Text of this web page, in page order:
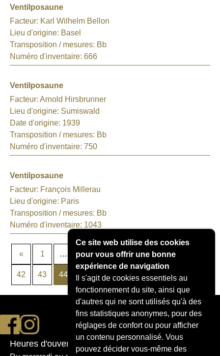
Ventilposaune
Facteur: Karl Wilhelm Bellon
Lieu d'origine: Basel
Transposition / mesures: Bb
Numéro d'inventaire: 666
Ventilposaune
Facteur: Arnold Hirsbrunner
Lieu d'origine: Sumiswald
Date d'origine: 1939
Transposition / mesures: Bb
Numéro d'inventaire: 750
Ventilposaune
Facteur: François Millerau
Lieu d'origine: Paris
Transposition / mesures: Bb
Numéro d'inventaire: 1043
« 1 … 36 37 38 39 40
42 43 44 45 »
Heures d'ouverture
Ce site web utilise des cookies
pour vous offrir une bonne
expérience de navigation
Il s'agit de cookies essentiels au
fonctionnement du site, ainsi que
d'autres qui ne sont utilisés qu'à des
fins statistiques anonymes, pour des
réglages de confort ou pour afficher
un contenu personnalisé. Vous
pouvez décider vous-même des